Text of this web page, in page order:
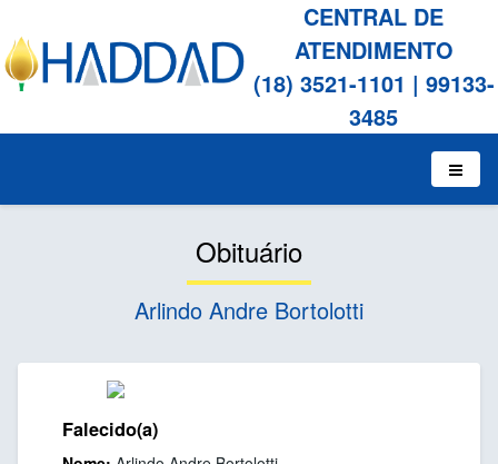
CENTRAL DE
ATENDIMENTO
(18) 3521-1101 | 99133-
3485
Obituário
Arlindo Andre Bortolotti
Falecido(a)